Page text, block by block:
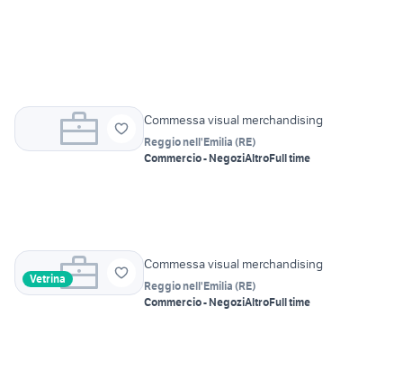
Commessa visual merchandising
Reggio nell'Emilia (RE)
Commercio - NegoziAltroFull time
Vetrina
Commessa visual merchandising
Reggio nell'Emilia (RE)
Commercio - NegoziAltroFull time